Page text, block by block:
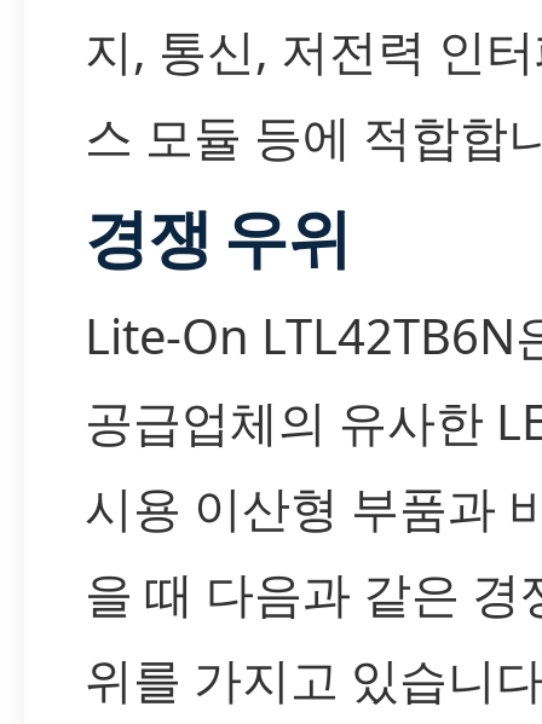
지, 통신, 저전력 인
스 모듈 등에 적합합
경쟁 우위
Lite-On LTL42TB6N
공급업체의 유사한
시용 이산형 부품과
을 때 다음과 같은 경
위를 가지고 있습니